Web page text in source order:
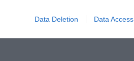
Data Deletion Data Access